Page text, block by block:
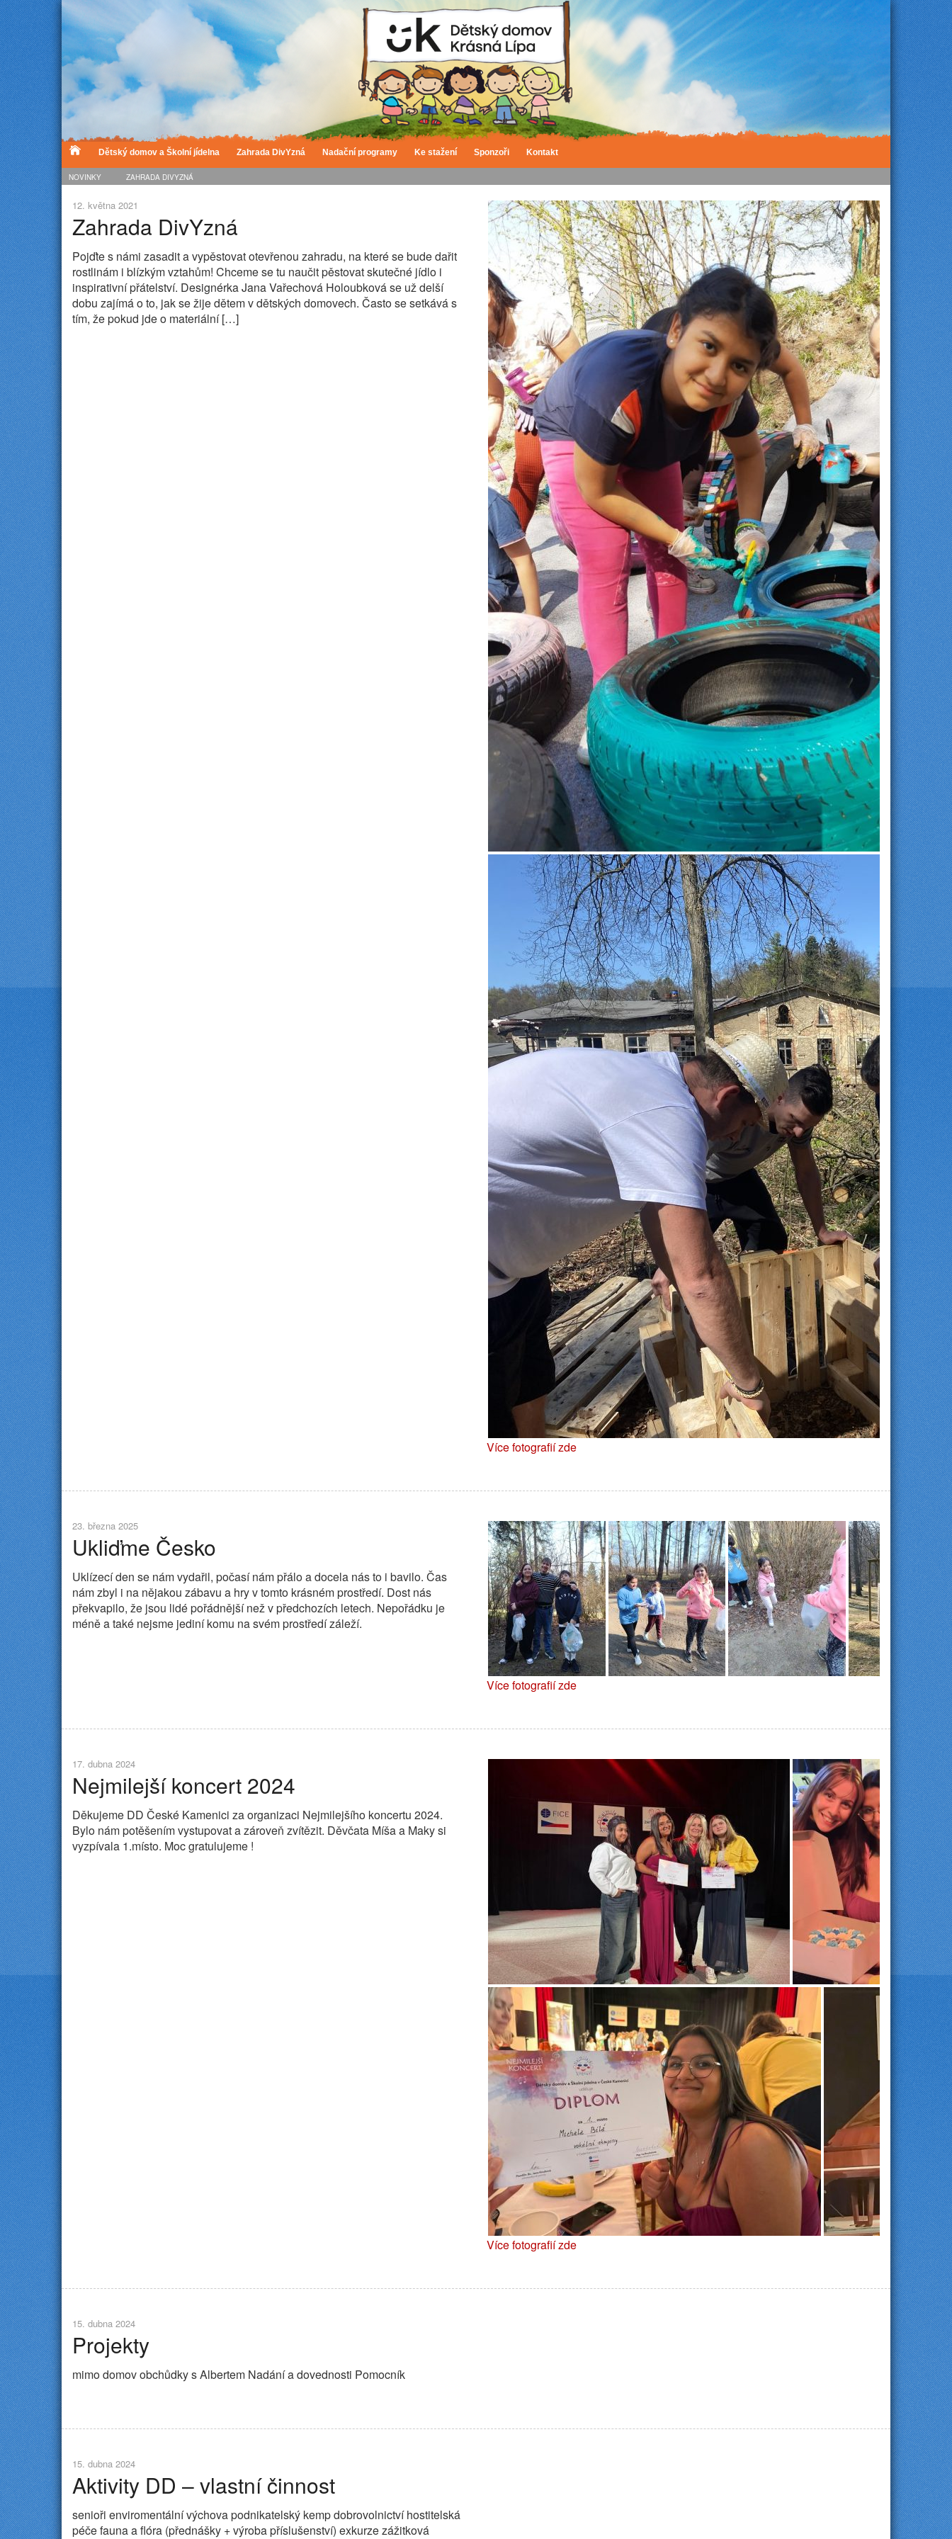
Dětský domov a Školní jídelna Zahrada DivYzná Nadační programy Ke stažení Sponzoři Kontakt
NOVINKY ZAHRADA DIVYZNÁ
12. května 2021
Zahrada DivYzná
Pojďte s námi zasadit a vypěstovat otevřenou zahradu, na které se bude dařit
rostlinám i blízkým vztahům! Chceme se tu naučit pěstovat skutečné jídlo i
inspirativní přátelství. Designérka Jana Vařechová Holoubková se už delší
dobu zajímá o to, jak se žije dětem v dětských domovech. Často se setkává s
tím, že pokud jde o materiální […]
Více fotografií zde
23. března 2025
Ukliďme Česko
Uklízecí den se nám vydařil, počasí nám přálo a docela nás to i bavilo. Čas
nám zbyl i na nějakou zábavu a hry v tomto krásném prostředí. Dost nás
překvapilo, že jsou lidé pořádnější než v předchozích letech. Nepořádku je
méně a také nejsme jediní komu na svém prostředí záleží.
Více fotografií zde
17. dubna 2024
Nejmilejší koncert 2024
Děkujeme DD České Kamenici za organizaci Nejmilejšího koncertu 2024.
Bylo nám potěšením vystupovat a zároveň zvítězit. Děvčata Míša a Maky si
vyzpívala 1.místo. Moc gratulujeme !
Více fotografií zde
15. dubna 2024
Projekty
mimo domov obchůdky s Albertem Nadání a dovednosti Pomocník
15. dubna 2024
Aktivity DD – vlastní činnost
senioři enviromentální výchova podnikatelský kemp dobrovolnictví hostitelská
péče fauna a flóra (přednášky + výroba příslušenství) exkurze zážitková